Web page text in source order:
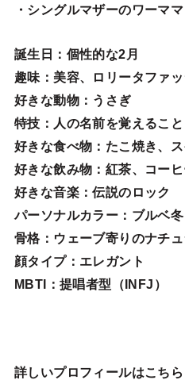
・シングルマザーのワーママ
誕生日 ：個性的な2月
趣味 ：美容、ロリータファ
好きな動物：うさぎ
特技 ：人の名前を覚えること
好きな食べ物 ：たこ焼き、
好きな飲み物：紅茶、コー
好きな音楽：伝説のロック
パーソナルカラー：ブルベ冬
骨格：ウェーブ寄りのナチ
顔タイプ：エレガン ト
MBTI：提唱者型（INFJ）
詳しいプロフィールはこちら